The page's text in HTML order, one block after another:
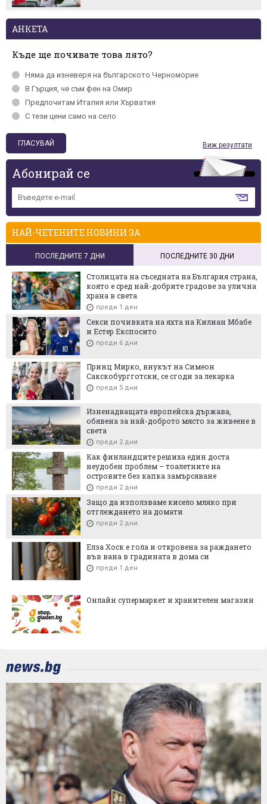
АНКЕТА
Къде ще почивате това лято?
Няма да изневеря на българското Черномориe
В Гърция, че съм фен на Омир
Предпочитам Италия или Хърватия
С тези цени само на село
Виж резултати
Абонирай се
НАЙ-ЧЕТЕНИТЕ НОВИНИ ЗА
ПОСЛЕДНИТЕ 7 ДНИ ПОСЛЕДНИТЕ 30 ДНИ
Столицата на съседната на България страна,
която е сред най-добрите градове за улична
храна в света
преди 1 ден
Секси почивката на яхта на Килиан Мбабе
и Естер Експосито
преди 6 дни
Принц Мирко, внукът на Симеон
Сакскобургготски, се сгоди за лекарка
преди 5 дни
Изненадващата европейска държава,
обявена за най-доброто място за живеене в
света
преди 2 дни
Как финландците решиха един доста
неудобен проблем – тоалетните на
островите без капка замърсяване
преди 2 дни
Защо да използваме кисело мляко при
отглеждането на домати
преди 2 дни
Елза Хоск е гола и откровена за раждането
във вана в градината в дома си
преди 1 ден
Онлайн супермаркет и хранителен магазин